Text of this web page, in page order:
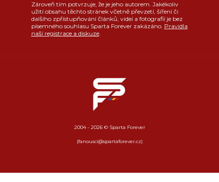
Zároveň tím potvrzuje, že je jeho autorem. Jakékoliv
užití obsahu těchto stránek včetně převzetí, šíření či
dalšího zpřístupňování článků, videí a fotografií je bez
písemného souhlasu Sparta Forever zakázáno. Pravidla
naší registrace a diskuze.
2004 - 2026 © Sparta Forever
(fanousci@spartaforever.cz)